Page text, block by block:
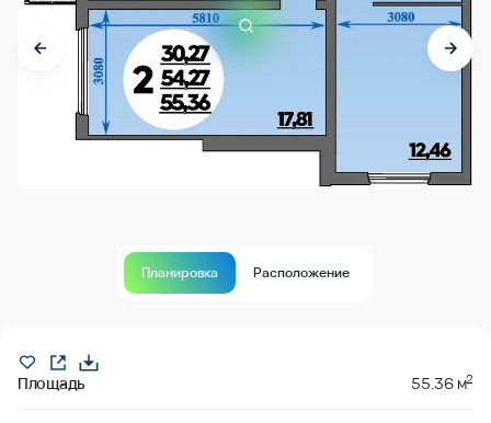
Планировка Расположение
Площадь 55.36 м2